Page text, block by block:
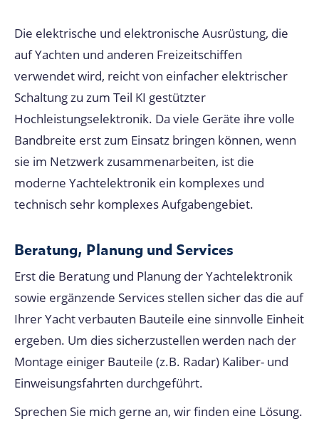
Die elektrische und elektronische Ausrüstung, die
auf Yachten und anderen Freizeitschiffen
verwendet wird, reicht von einfacher elektrischer
Schaltung zu zum Teil KI gestützter
Hochleistungselektronik. Da viele Geräte ihre volle
Bandbreite erst zum Einsatz bringen können, wenn
sie im Netzwerk zusammenarbeiten, ist die
moderne Yachtelektronik ein komplexes und
technisch sehr komplexes Aufgabengebiet.
Beratung, Planung und Services
Erst die Beratung und Planung der Yachtelektronik
sowie ergänzende Services stellen sicher das die auf
Ihrer Yacht verbauten Bauteile eine sinnvolle Einheit
ergeben. Um dies sicherzustellen werden nach der
Montage einiger Bauteile (z.B. Radar) Kaliber- und
Einweisungsfahrten durchgeführt.
Sprechen Sie mich gerne an, wir finden eine Lösung.